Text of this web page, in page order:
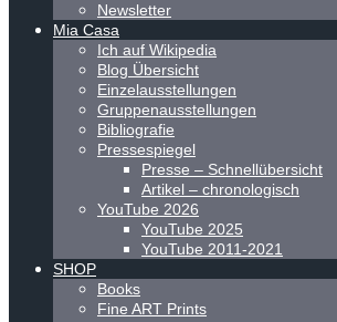
Newsletter
Mia Casa
Ich auf Wikipedia
Blog Übersicht
Einzelausstellungen
Gruppenausstellungen
Bibliografie
Pressespiegel
Presse – Schnellübersicht
Artikel – chronologisch
YouTube 2026
YouTube 2025
YouTube 2011-2021
SHOP
Books
Fine ART Prints